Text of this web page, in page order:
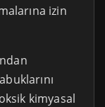
izin
kimyasal